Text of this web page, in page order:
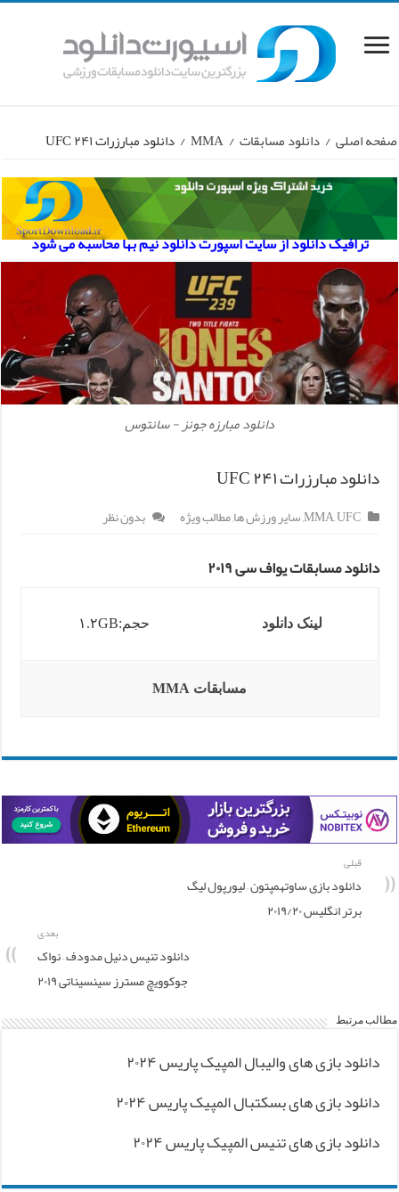
صفحه اصلی / دانلود مسابقات /
MMA
/ دانلود مبارزرات UFC ۲۴۱
ترافیک دانلود از سایت اسپورت دانلود نیم بها محاسبه می شود
دانلود مبارزه جونز - سانتوس
دانلود مبارزرات UFC ۲۴۱
MMA,UFC
,سایر ورزش ها,مطالب ویژه بدون نظر
دانلود مسابقات یواف سی ۲۰۱۹
لینک دانلود حجم:۱.۲GB
مسابقات MMA
قبلی
دانلود بازی ساوتهمپتون – لیورپول لیگ
برتر انگلیس ۲۰۱۹/۲۰
بعدی
دانلود تنیس دنیل مدودف – نواک
جوکوویچ مسترز سینسیناتی ۲۰۱۹
مطالب مرتبط
دانلود بازی های والیبال المپیک پاریس ۲۰۲۴
دانلود بازی های بسکتبال المپیک پاریس ۲۰۲۴
دانلود بازی های تنیس المپیک پاریس ۲۰۲۴